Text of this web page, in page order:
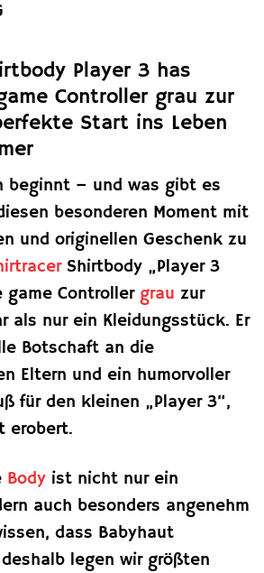
Player 3 has
Controller grau zur
Start ins Leben
beginnt – und was gibt es
besonderen Moment mit
und originellen Geschenk zu
Shirtbody „Player 3
Controller grau zur
als nur ein Kleidungsstück. Er
Botschaft an die
Eltern und ein humorvoller
für den kleinen „Player 3“,
erobert.
Body ist nicht nur ein
auch besonders angenehm
dass Babyhaut
legen wir größten